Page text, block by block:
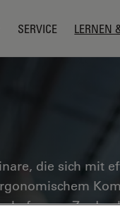
SERVICE LERNEN
die sich mit
befassen. Zu den